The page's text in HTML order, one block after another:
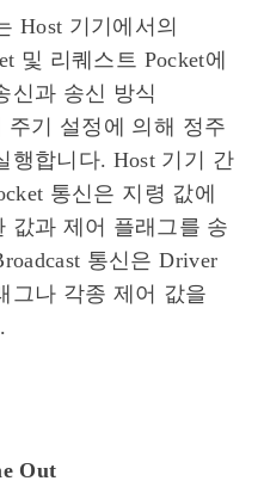
Host 기기에서의
및 리퀘스트 Pocket에
신과 송신 방식
주기 설정에 의해 정주
행합니다. Host 기기 간
통신은 지령 값에
값과 제어 플래그를 송
통신은 Driver
그나 각종 제어 값을
Out